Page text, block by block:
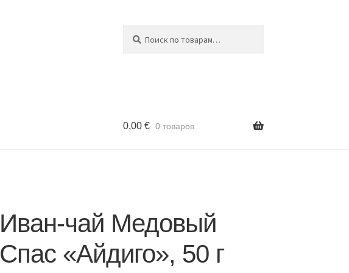
0,00 € 0 товаров
Иван-чай Медовый
Спас «Айдиго», 50 г